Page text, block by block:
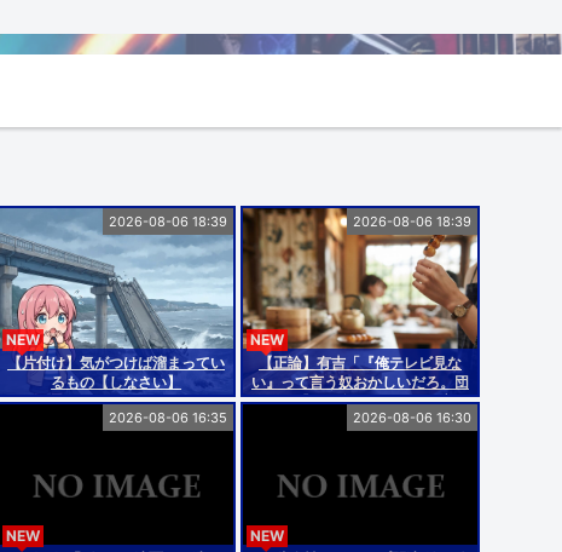
【片付け】気がつけば溜まってい
るもの【しなさい】
NEW
2026-08-06 18:39
【正論】有吉「『俺テレビ見な
い』って言う奴おかしいだろ。団
子屋で『団子食べない』って言う
か？」
NEW
2026-08-06 18:39
NEW
2026-08-06 16:35
NEW
2026-08-06 16:30